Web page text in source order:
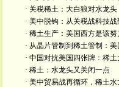
· 关税稀土：大白狼对水龙头
· 美中脱钩：从关税战科技
· 稀土生产：美国西方是该努
· 从晶片管制到稀土管制：
· 中国对抗美国四张牌：稀
· 稀土：水龙头又关闭一点
· 美中贸易战再循环，稀土水